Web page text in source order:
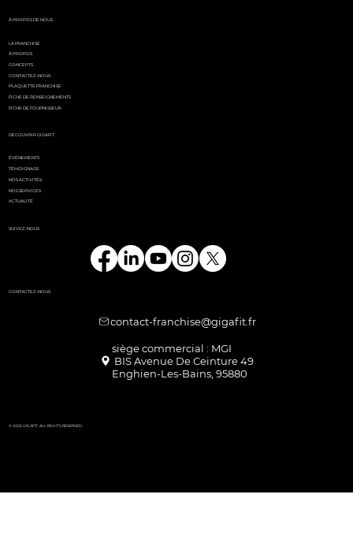
DÉCOUVRIR GIGAFIT
ÉVÉNEMENTS
TÉMOIGNAGE
NOS ACTIVITÉS
NOS SERVICES
ACTUALITÉ
CONTACTEZ-NOUS
contact-franchise@gigafit.fr
Enghien-Les-Bains, 95880
À PROPOS DE NOUS
LA FRANCHISE
À PROPOS
CONCEPTS
CONTACTEZ-NOUS
PLAQUETTE FRANCHISE
FICHE DE RENSEIGNEMENTS
FICHE DE FOURNISSEUR
SUIVEZ-NOUS
© 2025 GIGAFIT. ALL RIGHTS RESERVED.